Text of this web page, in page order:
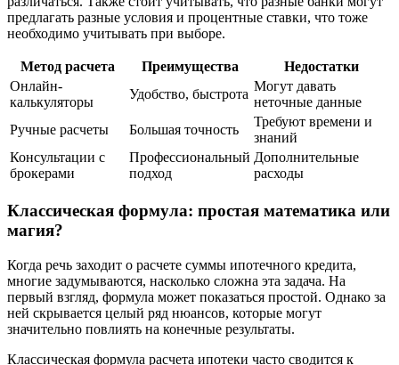
предлагать разные условия и процентные ставки, что тоже
необходимо учитывать при выборе.
Метод расчета Преимущества
Недостатки
Онлайн-
калькуляторы
Удобство, быстрота
Могут давать
неточные данные
Ручные расчеты
Большая точность
Требуют времени и
знаний
Консультации с
брокерами
Профессиональный
подход
Дополнительные
расходы
Классическая формула: простая математика или
магия?
Когда речь заходит о расчете суммы ипотечного кредита,
многие задумываются, насколько сложна эта задача. На
первый взгляд, формула может показаться простой. Однако за
ней скрывается целый ряд нюансов, которые могут
значительно повлиять на конечные результаты.
Классическая формула расчета ипотеки часто сводится к